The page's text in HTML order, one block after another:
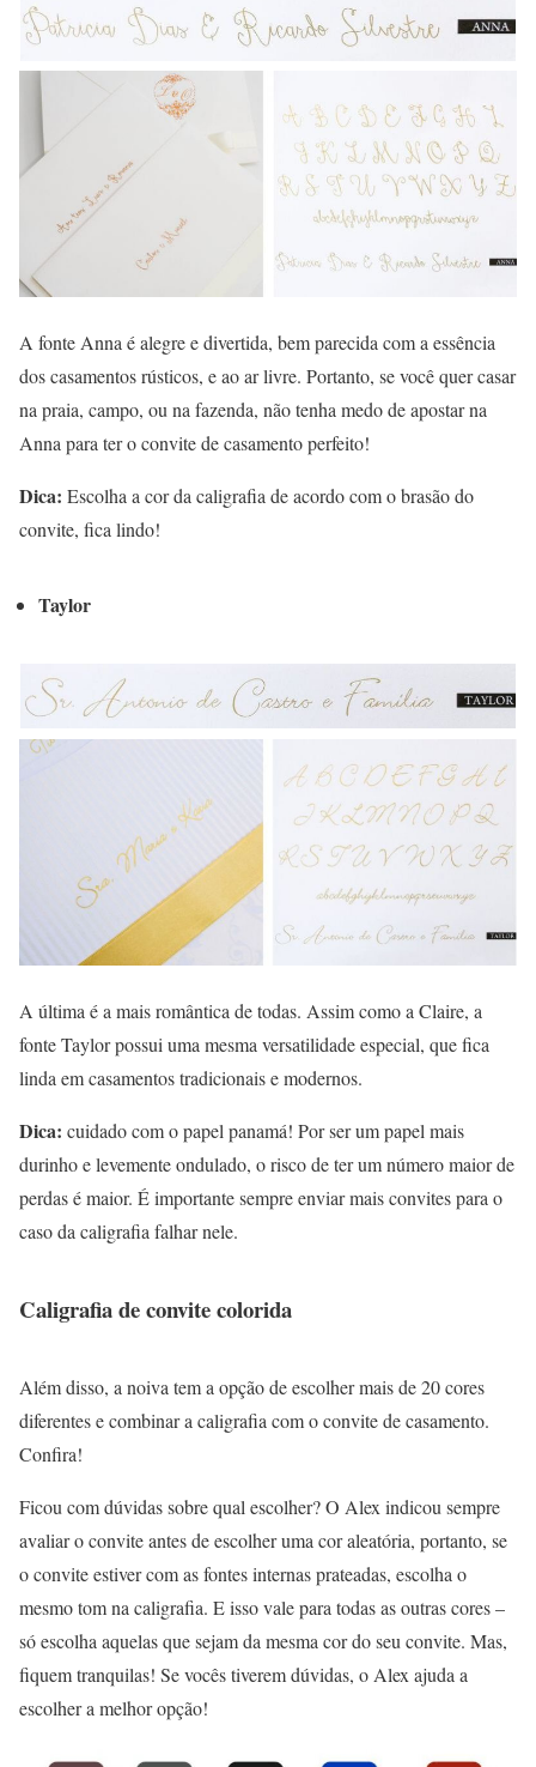
A fonte Anna é alegre e divertida, bem parecida com a essência
dos casamentos rústicos, e ao ar livre. Portanto, se você quer casar
na praia, campo, ou na fazenda, não tenha medo de apostar na
Anna para ter o convite de casamento perfeito!
Dica: Escolha a cor da caligrafia de acordo com o brasão do
convite, fica lindo!
Taylor
A última é a mais romântica de todas. Assim como a Claire, a
fonte Taylor possui uma mesma versatilidade especial, que fica
linda em casamentos tradicionais e modernos.
Dica: cuidado com o papel panamá! Por ser um papel mais
durinho e levemente ondulado, o risco de ter um número maior de
perdas é maior. É importante sempre enviar mais convites para o
caso da caligrafia falhar nele.
Caligrafia de convite colorida
Além disso, a noiva tem a opção de escolher mais de 20 cores
diferentes e combinar a caligrafia com o convite de casamento.
Confira!
Ficou com dúvidas sobre qual escolher? O Alex indicou sempre
avaliar o convite antes de escolher uma cor aleatória, portanto, se
o convite estiver com as fontes internas prateadas, escolha o
mesmo tom na caligrafia. E isso vale para todas as outras cores –
só escolha aquelas que sejam da mesma cor do seu convite. Mas,
fiquem tranquilas! Se vocês tiverem dúvidas, o Alex ajuda a
escolher a melhor opção!